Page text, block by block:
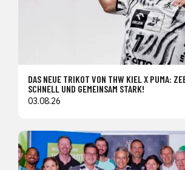
DAS NEUE TRIKOT VON THW KIEL X PUMA:
SCHNELL UND GEMEINSAM STARK!
03.08.26